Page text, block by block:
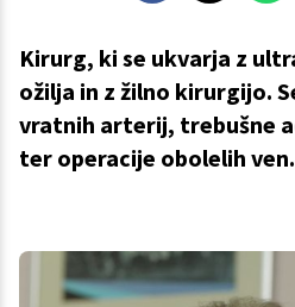
Kirurg, ki se ukvarja z
ožilja in z žilno kirurgijo.
vratnih arterij, trebušne
ter operacije obolelih ven.